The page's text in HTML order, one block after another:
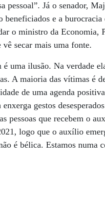
pessoal”. Já o senador,
beneficiados e a
o ministro da Economia,
vê secar mais uma fonte.
uma ilusão. Na verdade
A maioria das vítimas é
de uma agenda
gestos
pessoas que recebem o
logo que o auxílio
é bélica. Estamos numa